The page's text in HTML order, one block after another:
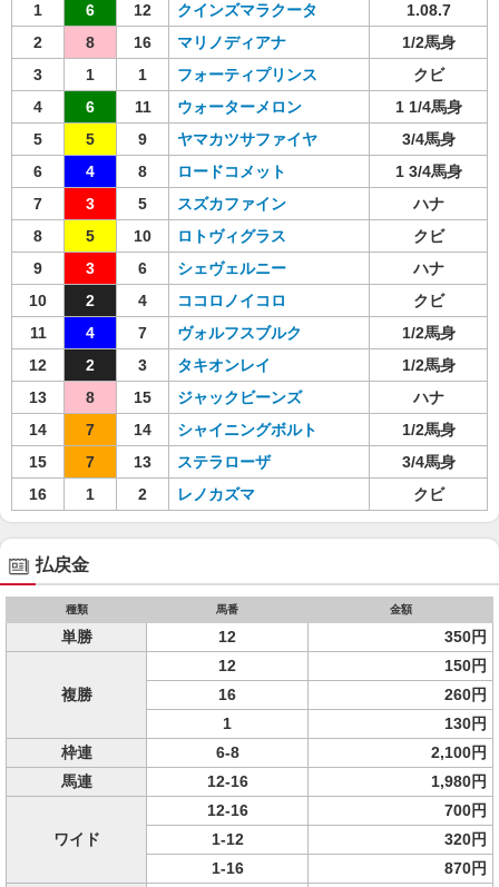
1 6 12 クインズマラクータ
1.08.7
2
8 16 マリノディアナ
1/2馬身
3
1 1 フォーティプリンス
クビ
4
6 11 ウォーターメロン
1 1/4馬身
5
5 9 ヤマカツサファイヤ
3/4馬身
6
4 8 ロードコメット
1 3/4馬身
7
3 5 スズカファイン
ハナ
8
5 10 ロトヴィグラス
クビ
9
3 6 シェヴェルニー
ハナ
10
2 4 ココロノイコロ
クビ
11
4 7 ヴォルフスブルク
1/2馬身
12
2 3 タキオンレイ
1/2馬身
13
8 15 ジャックビーンズ
ハナ
14
7 14 シャイニングボルト
1/2馬身
15
7 13 ステラローザ
3/4馬身
16
1 2 レノカズマ クビ
払戻金
種類 馬番 金額
単勝 12 350円
複勝
12
150円
16
260円
1
130円
枠連
6-8
2,100円
馬連
12-16 1,980円
ワイド
12-16
700円
1-12
320円
1-16
870円